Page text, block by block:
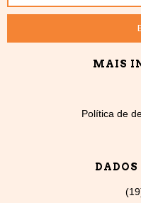
MAIS
Política de